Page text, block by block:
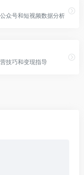
众号和短视频数据分析
技巧和变现指导